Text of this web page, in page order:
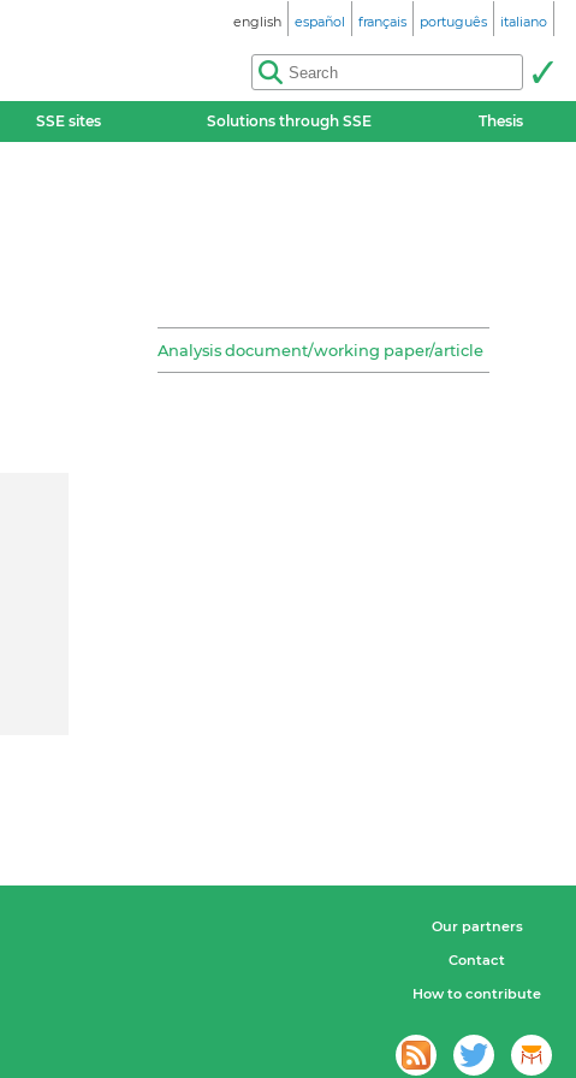
english español français português italiano
SSE sites Solutions through SSE Thesis
Analysis document/working paper/article
Our partners
Contact
How to contribute